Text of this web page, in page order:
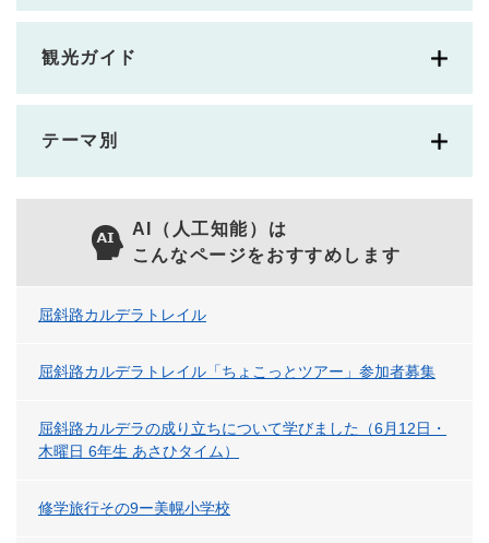
観光ガイド
テーマ別
AI（人工知能）は
こんなページをおすすめします
屈斜路カルデラトレイル
屈斜路カルデラトレイル「ちょこっとツアー」参加者募集
屈斜路カルデラの成り立ちについて学びました（6月12日・
木曜日 6年生 あさひタイム）
修学旅行その9ー美幌小学校